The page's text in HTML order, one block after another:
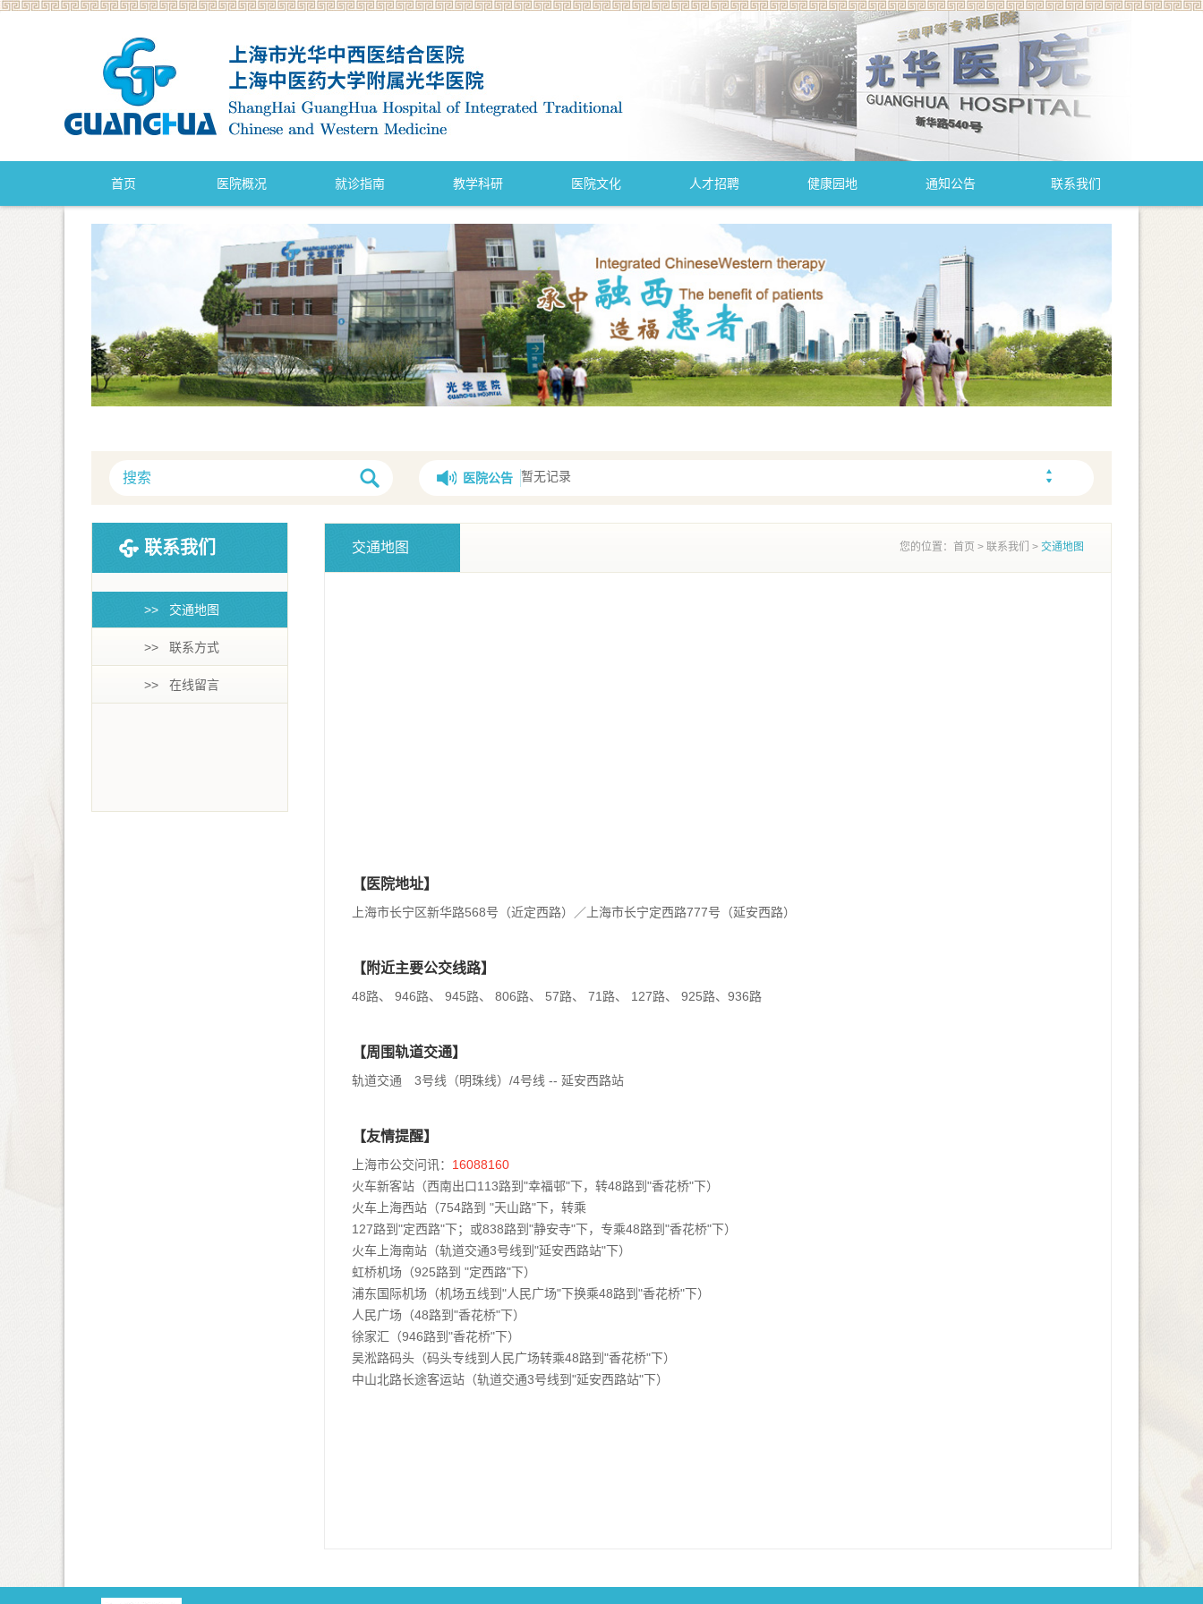
首页 医院概况 就诊指南 教学科研 医院文化 人才招聘 健康园地 通知公告 联系我们
医院公告 暂无记录
联系我们
>> 交通地图
>> 联系方式
>> 在线留言
交通地图 您的位置： 首页 > 联系我们 > 交通地图
【医院地址】
上海市长宁区新华路568号（近定西路）／上海市长宁定西路777号（延安西路）
【附近主要公交线路】
48路、 946路、 945路、 806路、 57路、 71路、 127路、 925路、936路
【周围轨道交通】
轨道交通 3号线（明珠线）/4号线 -- 延安西路站
【友情提醒】
上海市公交问讯： 16088160
火车新客站（西南出口113路到"幸福邨"下，转48路到"香花桥"下）
火车上海西站（754路到 "天山路"下，转乘
127路到"定西路"下；或838路到"静安寺"下，专乘48路到"香花桥"下）
火车上海南站（轨道交通3号线到"延安西路站"下）
虹桥机场（925路到 "定西路"下）
浦东国际机场（机场五线到"人民广场"下换乘48路到"香花桥"下）
人民广场（48路到"香花桥"下）
徐家汇（946路到"香花桥"下）
吴淞路码头（码头专线到人民广场转乘48路到"香花桥"下）
中山北路长途客运站（轨道交通3号线到"延安西路站"下）